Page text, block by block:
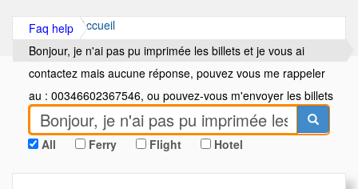
Accueil
Faq help
Bonjour, je n'ai pas pu imprimée les billets et je vous ai
contactez mais aucune réponse, pouvez vous me rappeler
au : 00346602367546, ou pouvez-vous m'envoyer les billets
par mail, car je doit prendr
All
Ferry Flight Hotel